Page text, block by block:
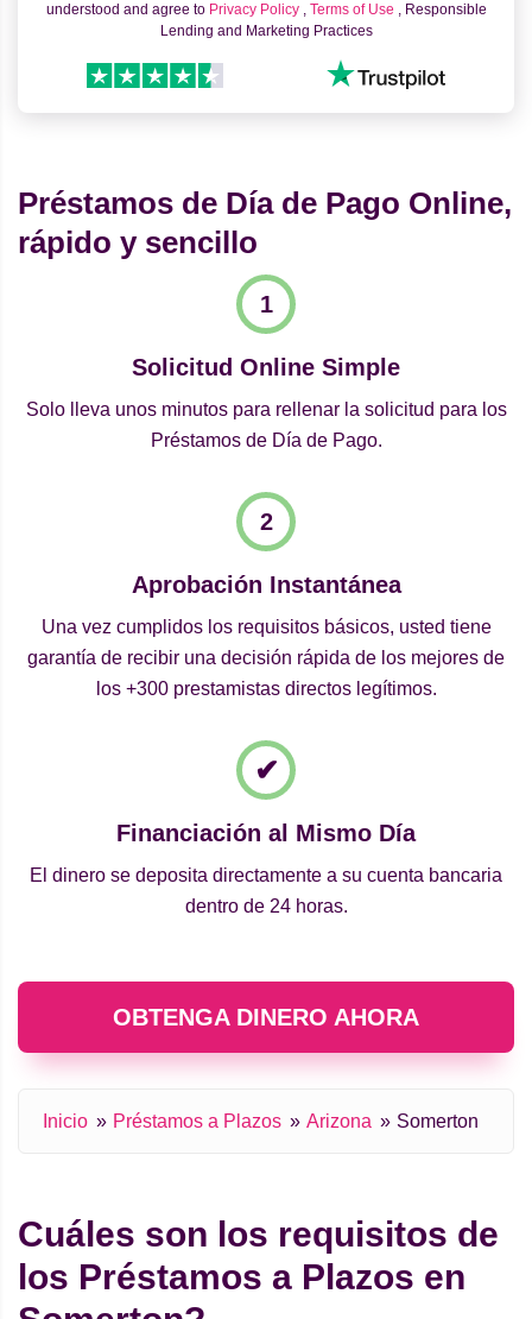
understood and agree to Privacy Policy , Terms of Use , Responsible
Lending and Marketing Practices
Préstamos de Día de Pago Online,
rápido y sencillo
Solicitud Online Simple
Solo lleva unos minutos para rellenar la solicitud para los
Préstamos de Día de Pago.
Aprobación Instantánea
Una vez cumplidos los requisitos básicos, usted tiene
garantía de recibir una decisión rápida de los mejores de
los +300 prestamistas directos legítimos.
Financiación al Mismo Día
El dinero se deposita directamente a su cuenta bancaria
dentro de 24 horas.
OBTENGA DINERO AHORA
Inicio Préstamos a Plazos Arizona Somerton
Cuáles son los requisitos de
los Préstamos a Plazos en